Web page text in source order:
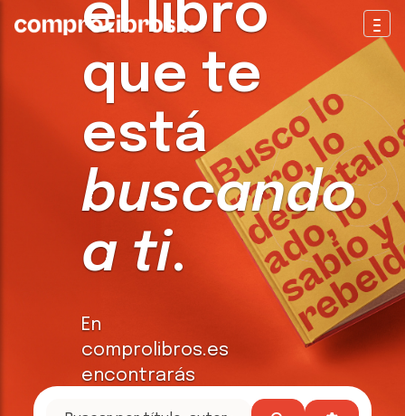
el libro
que te
está
buscando
a ti.
En
comprolibros.es
encontrarás